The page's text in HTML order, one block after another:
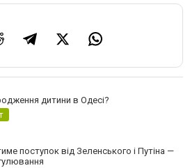
дитини в Одесі?
поступок від Зеленського і Путіна —